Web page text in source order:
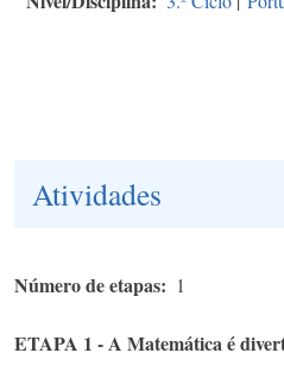
Atividades
Número de etapas 1
ETAPA 1 - A Matemática é